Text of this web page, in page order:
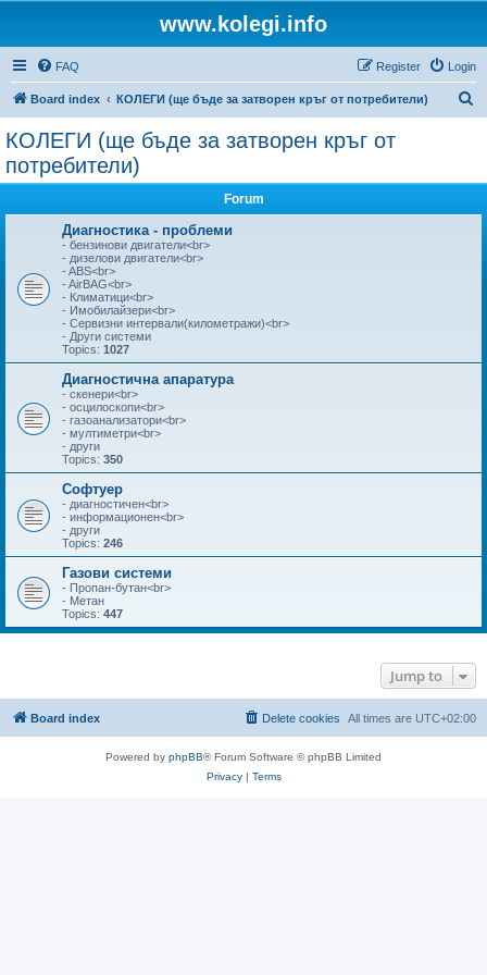
www.kolegi.info
FAQ Login
Register
Board index КОЛЕГИ (ще бъде за затворен кръг от потребители)
КОЛЕГИ (ще бъде за затворен кръг от
потребители)
Forum
Диагностика - проблеми
- бензинови двигатели<br>
- дизелови двигатели<br>
- ABS<br>
- AirBAG<br>
- Климатици<br>
- Имобилайзери<br>
- Сервизни интервали(километражи)<br>
- Други системи
Topics: 1027
Диагностична апаратура
- скенери<br>
- осцилоскопи<br>
- газоанализатори<br>
- мултиметри<br>
- други
Topics: 350
Софтуер
- диагностичен<br>
- информационен<br>
- други
Topics: 246
Газови системи
- Пропан-бутан<br>
- Метан
Topics: 447
Jump to
Board index All times are UTC+02:00
Delete cookies
Powered by phpBB® Forum Software © phpBB Limited
Privacy| Terms